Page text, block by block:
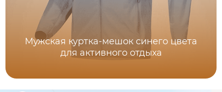
Мужская куртка-мешок синего цвета
для активного отдыха